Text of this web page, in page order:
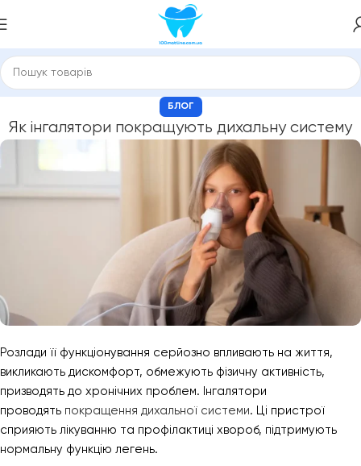
БЛОГ
Як інгалятори покращують дихальну систему
Розлади її функціонування серйозно впливають на життя,
викликають дискомфорт, обмежують фізичну активність,
призводять до хронічних проблем. Інгалятори
проводять покращення дихальної системи. Ці пристрої
сприяють лікуванню та профілактиці хвороб, підтримують
нормальну функцію легень.